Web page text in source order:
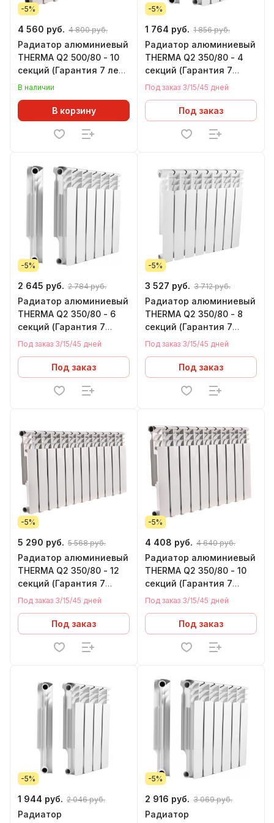
-5%
4 560 руб. 4 800 руб.
Радиатор алюминиевый
THERMA Q2 500/80 - 10
секций (Гарантия 7 лет,
Тепл. 0,131 кВт за 1 секц)
В наличии
В корзину
-5%
1 764 руб. 1 856 руб.
Радиатор алюминиевый
THERMA Q2 350/80 - 4
секций (Гарантия 7
лет,Теп. 0,112 кВт за 1
Под заказ 3/15/45 дней
Под заказ
-5%
2 645 руб. 2 784 руб.
Радиатор алюминиевый
THERMA Q2 350/80 - 6
секций (Гарантия 7
лет,Теп. 0,112 кВт за 1
Под заказ 3/15/45 дней
Под заказ
-5%
3 527 руб. 3 712 руб.
Радиатор алюминиевый
THERMA Q2 350/80 - 8
секций (Гарантия 7
лет,Теп. 0,112 кВт за 1
Под заказ 3/15/45 дней
Под заказ
-5%
5 290 руб. 5 568 руб.
Радиатор алюминиевый
THERMA Q2 350/80 - 12
секций (Гарантия 7
лет,Теп. 0,112 кВт за 1
Под заказ 3/15/45 дней
Под заказ
-5%
4 408 руб. 4 640 руб.
Радиатор алюминиевый
THERMA Q2 350/80 - 10
секций (Гарантия 7
лет,Теп. 0,112 кВт за 1
Под заказ 3/15/45 дней
Под заказ
-5%
1 944 руб. 2 046 руб.
Радиатор
-5%
2 916 руб. 3 069 руб.
Радиатор